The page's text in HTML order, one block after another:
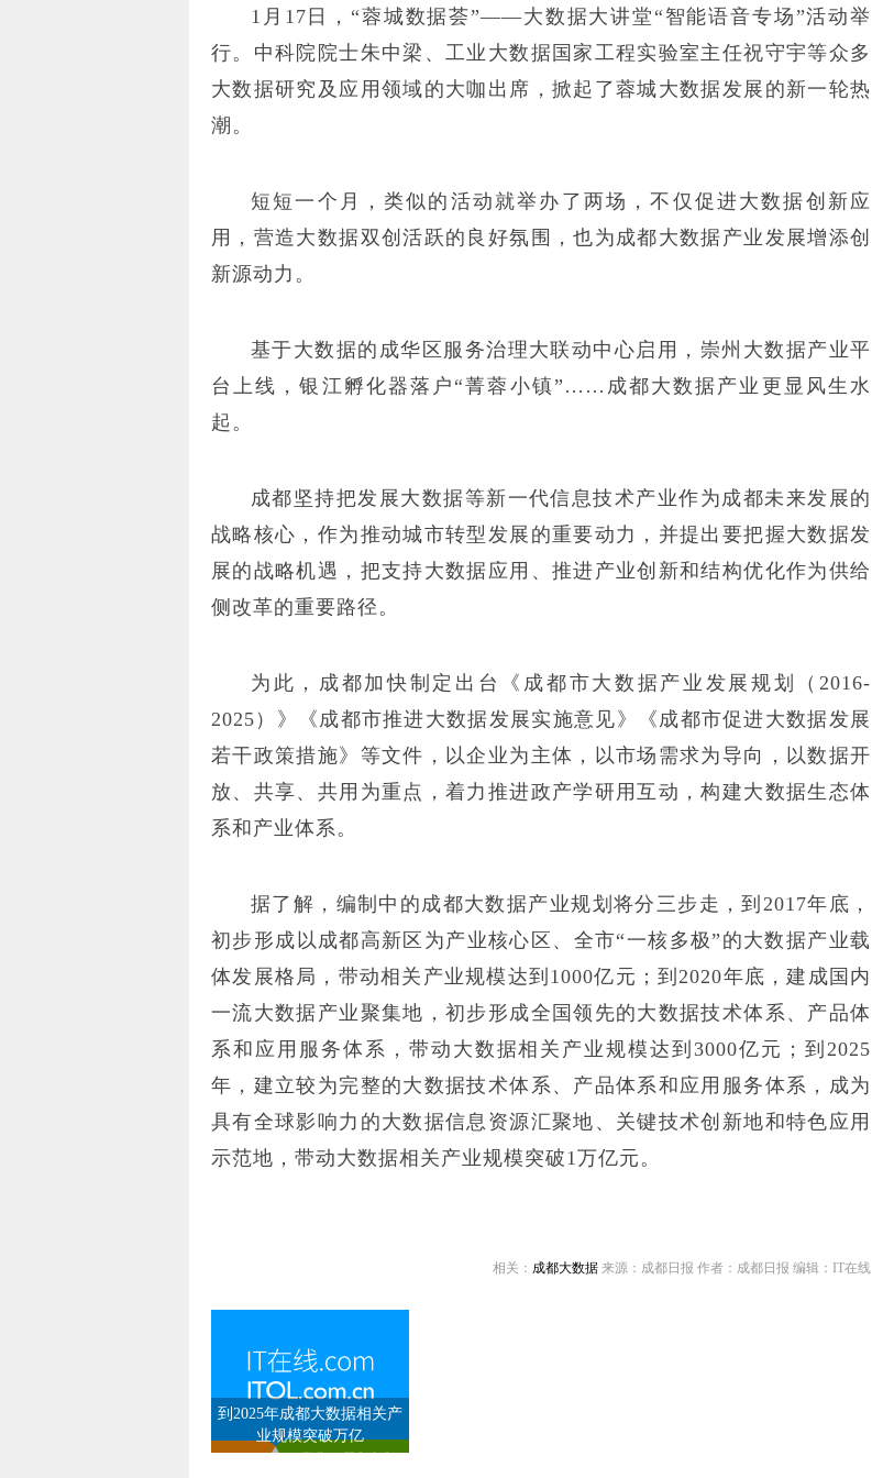
1月17日，“蓉城数据荟”——大数据大讲堂“智能语音专场”活动举
行。中科院院士朱中梁、工业大数据国家工程实验室主任祝守宇等众多
大数据研究及应用领域的大咖出席，掀起了蓉城大数据发展的新一轮热
潮。
短短一个月，类似的活动就举办了两场，不仅促进大数据创新应
用，营造大数据双创活跃的良好氛围，也为成都大数据产业发展增添创
新源动力。
基于大数据的成华区服务治理大联动中心启用，崇州大数据产业平
台上线，银江孵化器落户“菁蓉小镇”……成都大数据产业更显风生水
起。
成都坚持把发展大数据等新一代信息技术产业作为成都未来发展的
战略核心，作为推动城市转型发展的重要动力，并提出要把握大数据发
展的战略机遇，把支持大数据应用、推进产业创新和结构优化作为供给
侧改革的重要路径。
为此，成都加快制定出台《成都市大数据产业发展规划（2016-
2025）》《成都市推进大数据发展实施意见》《成都市促进大数据发展
若干政策措施》等文件，以企业为主体，以市场需求为导向，以数据开
放、共享、共用为重点，着力推进政产学研用互动，构建大数据生态体
系和产业体系。
据了解，编制中的成都大数据产业规划将分三步走，到2017年底，
初步形成以成都高新区为产业核心区、全市“一核多极”的大数据产业载
体发展格局，带动相关产业规模达到1000亿元；到2020年底，建成国内
一流大数据产业聚集地，初步形成全国领先的大数据技术体系、产品体
系和应用服务体系，带动大数据相关产业规模达到3000亿元；到2025
年，建立较为完整的大数据技术体系、产品体系和应用服务体系，成为
具有全球影响力的大数据信息资源汇聚地、关键技术创新地和特色应用
示范地，带动大数据相关产业规模突破1万亿元。
相关： 成都大数据 来源：成都日报 作者：成都日报 编辑：IT在线
到2025年成都大数据相关产
业规模突破万亿